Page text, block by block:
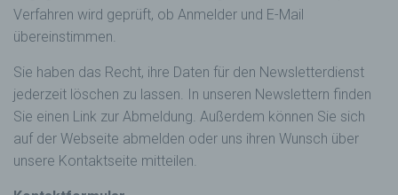
Verfahren wird geprüft, ob Anmelder und E-Mail
übereinstimmen.
Sie haben das Recht, ihre Daten für den Newsletterdienst
jederzeit löschen zu lassen. In unseren Newslettern finden
Sie einen Link zur Abmeldung. Außerdem können Sie sich
auf der Webseite abmelden oder uns ihren Wunsch über
unsere Kontaktseite mitteilen.